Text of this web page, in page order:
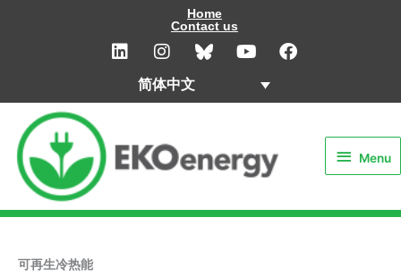
Home
Contact us
L
i
i
n
I
n
s
t
r
a
Y
o
e
F
a
简体中文
Menu
可再生冷热能